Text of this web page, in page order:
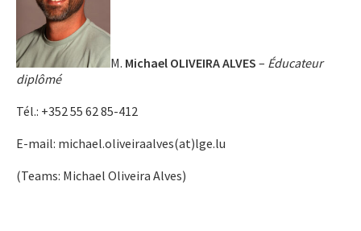
M. Michael OLIVEIRA ALVES – Éducateur
diplômé
Tél.: +352 55 62 85-412
E-mail: michael.oliveiraalves(at)lge.lu
(Teams: Michael Oliveira Alves)